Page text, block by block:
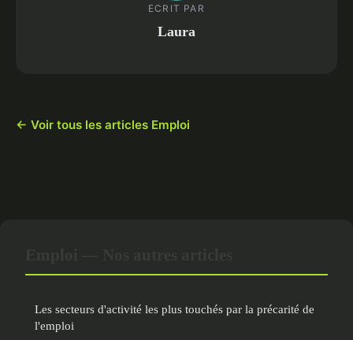
ECRIT PAR
Laura
← Voir tous les articles Emploi
Les secteurs d'activité les plus touchés par la précarité de
l'emploi